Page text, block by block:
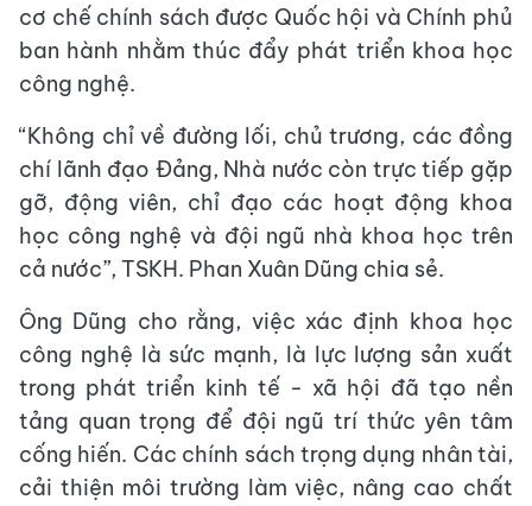
cơ chế chính sách được Quốc hội và Chính phủ
ban hành nhằm thúc đẩy phát triển khoa học
công nghệ.
“Không chỉ về đường lối, chủ trương, các đồng
chí lãnh đạo Đảng, Nhà nước còn trực tiếp gặp
gỡ, động viên, chỉ đạo các hoạt động khoa
học công nghệ và đội ngũ nhà khoa học trên
cả nước”, TSKH. Phan Xuân Dũng chia sẻ.
Ông Dũng cho rằng, việc xác định khoa học
công nghệ là sức mạnh, là lực lượng sản xuất
trong phát triển kinh tế - xã hội đã tạo nền
tảng quan trọng để đội ngũ trí thức yên tâm
cống hiến. Các chính sách trọng dụng nhân tài,
cải thiện môi trường làm việc, nâng cao chất